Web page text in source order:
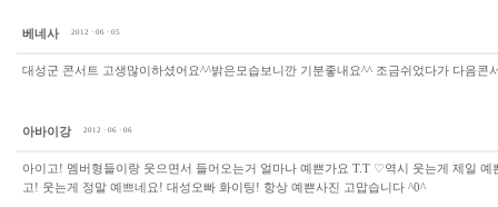
베네사 2012 · 06 · 05
대성군 콘서트 고생많이하셨어요^^밝은모습보니깐 기분좋내요^^ 조금쉬었다가 다음콘
아바이강 2012 · 06 · 06
아이고! 멤버형들이랑 웃으면서 들어오는거 얼마나 예쁜가요 T.T ♡역시 웃는게 제일
고! 웃는게 정말 예쁘네요! 대성오빠 화이팅! 항상 예쁜사진 고맙습니다 ^0^